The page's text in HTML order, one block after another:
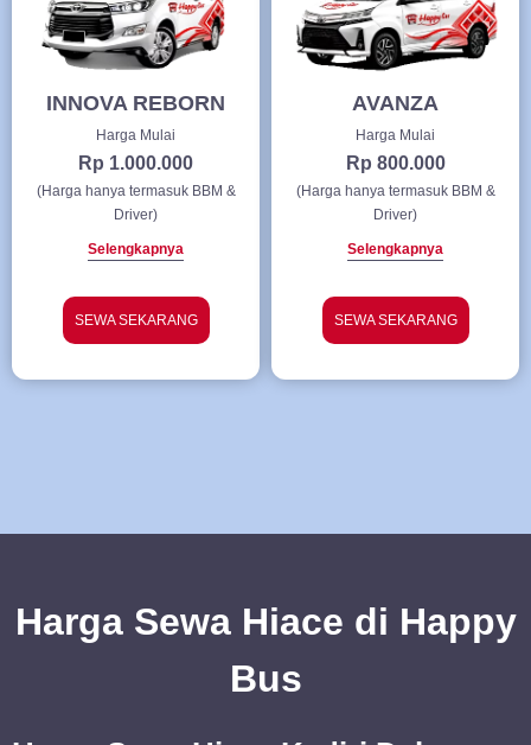
INNOVA REBORN
Harga Mulai
Rp 1.000.000
(Harga hanya termasuk BBM &
Driver)
Selengkapnya
SEWA SEKARANG
AVANZA
Harga Mulai
Rp 800.000
(Harga hanya termasuk BBM &
Driver)
Selengkapnya
SEWA SEKARANG
Harga Sewa Hiace di Happy
Bus